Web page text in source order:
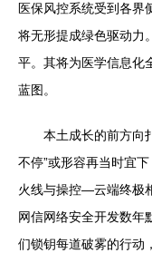
医保风控系统受到各界
将无形提成绿色驱动力
平。其将为医学信息化
蓝图。
本土成长的前方向
不停”或形容再当时宜
火线与操控—云端终极
网信网络安全开发数年
们锁钥每道破雾的行动